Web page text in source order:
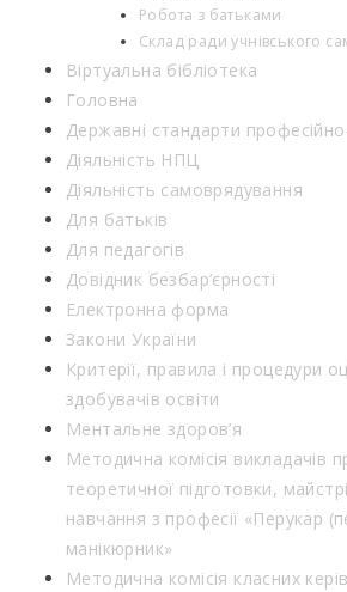
Робота з батьками
Склад ради учнівського
Віртуальна бібліотека
Головна
Державні стандарти
Діяльність НПЦ
Діяльність самоврядування
Для батьків
Для педагогів
Довідник безбар’єрності
Електронна форма
Закони України
Критерії, правила і процедури
здобувачів освіти
Ментальне здоров’я
Методична комісія викладачів
теоретичної підготовки,
навчання з професії «Перукар
манікюрник»
Методична комісія класних